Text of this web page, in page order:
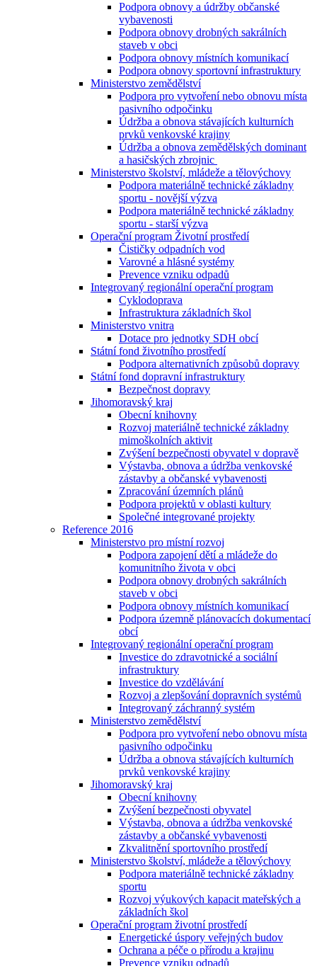
Podpora obnovy a údržby občanské
vybavenosti
Podpora obnovy drobných sakrálních
staveb v obci
Podpora obnovy místních komunikací
Podpora obnovy sportovní infrastruktury
Ministerstvo zemědělství
Podpora pro vytvoření nebo obnovu místa
pasivního odpočinku
Údržba a obnova stávajících kulturních
prvků venkovské krajiny
Údržba a obnova zemědělských dominant
a hasičských zbrojnic
Ministerstvo školství, mládeže a tělovýchovy
Podpora materiálně technické základny
sportu - novější výzva
Podpora materiálně technické základny
sportu - starší výzva
Operační program Životní prostředí
Čističky odpadních vod
Varovné a hlásné systémy
Prevence vzniku odpadů
Integrovaný regionální operační program
Cyklodoprava
Infrastruktura základních škol
Ministerstvo vnitra
Dotace pro jednotky SDH obcí
Státní fond životního prostředí
Podpora alternativních způsobů dopravy
Státní fond dopravní infrastruktury
Bezpečnost dopravy
Jihomoravský kraj
Obecní knihovny
Rozvoj materiálně technické základny
mimoškolních aktivit
Zvýšení bezpečnosti obyvatel v dopravě
Výstavba, obnova a údržba venkovské
zástavby a občanské vybavenosti
Zpracování územních plánů
Podpora projektů v oblasti kultury
Společné integrované projekty
Reference 2016
Ministerstvo pro místní rozvoj
Podpora zapojení dětí a mládeže do
komunitního života v obci
Podpora obnovy drobných sakrálních
staveb v obci
Podpora obnovy místních komunikací
Podpora územně plánovacích dokumentací
obcí
Integrovaný regionální operační program
Investice do zdravotnické a sociální
infrastruktury
Investice do vzdělávání
Rozvoj a zlepšování dopravních systémů
Integrovaný záchranný systém
Ministerstvo zemědělství
Podpora pro vytvoření nebo obnovu místa
pasivního odpočinku
Údržba a obnova stávajících kulturních
prvků venkovské krajiny
Jihomoravský kraj
Obecní knihovny
Zvýšení bezpečnosti obyvatel
Výstavba, obnova a údržba venkovské
zástavby a občanské vybavenosti
Zkvalitnění sportovního prostředí
Ministerstvo školství, mládeže a tělovýchovy
Podpora materiálně technické základny
sportu
Rozvoj výukových kapacit mateřských a
základních škol
Operační program životní prostředí
Energetické úspory veřejných budov
Ochrana a péče o přírodu a krajinu
Prevence vzniku odpadů